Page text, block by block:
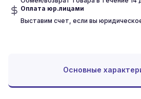
Оплата юр.лицами
Выставим счет, если вы
Основные